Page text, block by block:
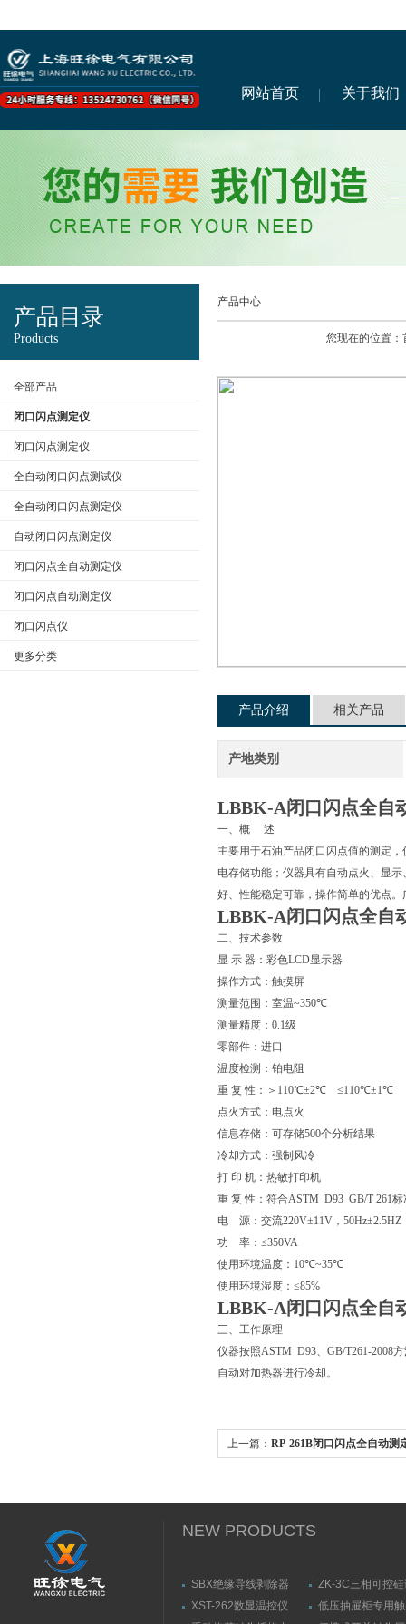
网站首页 关于我们
产品目录
Products
全部产品
闭口闪点测定仪
闭口闪点测定仪
全自动闭口闪点测试仪
全自动闭口闪点测定仪
自动闭口闪点测定仪
闭口闪点全自动测定仪
闭口闪点自动测定仪
闭口闪点仪
更多分类
产品中心
您现在的位置：
产品介绍 相关产品
产地类别
LBBK-A闭口闪点全自
一、概
述
主要用于石油产品闭口闪点值的测定，
电存储功能；仪器具有自动点火、显
好、性能稳定可靠，操作简单的优点
LBBK-A闭口闪点全自
二、技术参数
显 示 器：彩色LCD显示器
操作方式：触摸屏
测量范围：室温~350℃
测量精度：0.1级
零部件：进口
温度检测：铂电阻
重 复 性：＞110℃±2℃ ≤110℃±1℃
点火方式：电点火
信息存储：可存储500个分析结果
冷却方式：强制风冷
打 印 机：热敏打印机
重 复 性：符合ASTM D93 GB/T 261标
电
源：交流220V±11V ， 50Hz±2.5HZ
功
率：≤350VA
使用环境温度： 10℃~35℃
使用环境湿度：≤85%
LBBK-A闭口闪点全自
三、工作原理
仪器按照ASTM D93、 GB/T261-2008
自动对加热器进行冷却。
上一篇： RP-261B闭口闪点全自动测
NEW PRODUCTS
SBX绝缘导线剥除器
ZK-3C三相可控
触发器
XST-262数显温控仪
低压抽屉柜专用
力测量仪套装